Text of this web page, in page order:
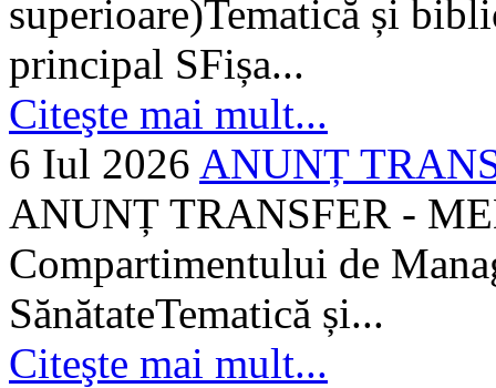
superioare)Tematică și
principal SFișa...
Citeşte mai mult...
6 Iul 2026 ANUNȚ
ANUNȚ TRANSFER -
Compartimentului de
SănătateTematică și...
Citeşte mai mult...